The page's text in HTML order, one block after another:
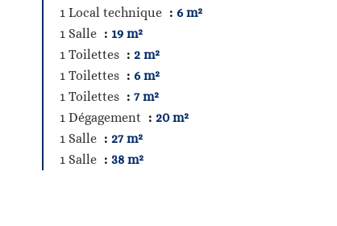
1 Local technique
6 m²
1 Salle
19 m²
1 Toilettes
2 m²
1 Toilettes
6 m²
1 Toilettes
7 m²
1 Dégagement
20 m²
1 Salle
27 m²
1 Salle
38 m²